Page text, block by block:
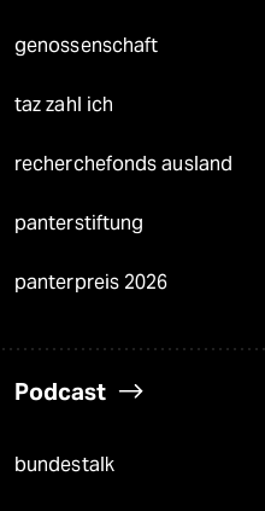
genossenschaft
taz zahl ich
recherchefonds ausland
panterstiftung
panterpreis 2026
Podcast
bundestalk